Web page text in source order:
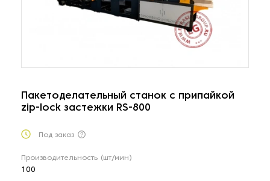
Пакетоделательный станок с припайкой
zip-lock застежки RS-800
Под заказ
Производительность (шт/мин)
100